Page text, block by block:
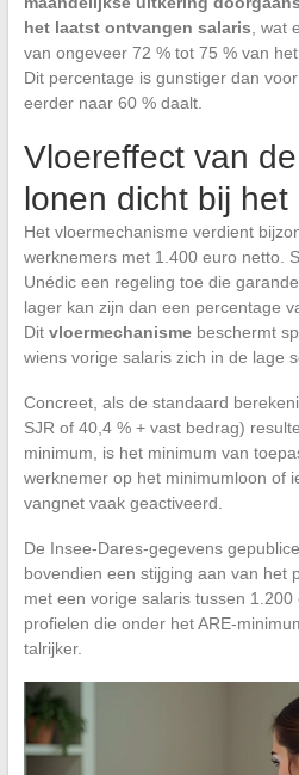
het laatst ontvangen salaris , wat
van ongeveer 72 % tot 75 % van
Dit percentage is gunstiger dan
eerder naar 60 % daalt.
Vloereffect van
lonen dicht bij het
Het vloermechanisme verdient
werknemers met 1.400 euro netto.
Unédic een regeling toe die
lager kan zijn dan een percentage
Dit vloermechanismebeschermt
wiens vorige salaris zich in de lage
Concreet, als de standaard
SJR of 40,4 % + vast bedrag)
minimum, is het minimum van
werknemer op het minimumloon of
vangnet vaak geactiveerd.
De Insee-Dares-gegevens
bovendien een stijging aan van het
met een vorige salaris tussen
profielen die onder het ARE-
talrijker.